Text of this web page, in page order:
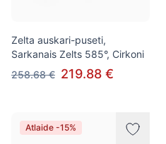
Zelta auskari-puseti,
Sarkanais Zelts 585°, Cirkoni
258.68 € 219.88 €
Atlaide -15%